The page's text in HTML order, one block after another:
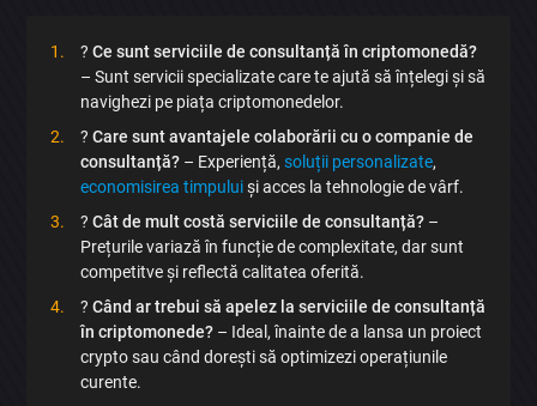
?Ce sunt serviciile de consultanță în criptomonedă?
– Sunt servicii specializate care te ajută să înțelegi și să
navighezi pe piața criptomonedelor.
?Care sunt avantajele colaborării cu o companie de
consultanță? – Experiență,soluții personalizate,
economisirea timpuluiși acces la tehnologie de vârf.
?Cât de mult costă serviciile de consultanță? –
Prețurile variază în funcție de complexitate, dar sunt
competitve și reflectă calitatea oferită.
?Când ar trebui să apelez la serviciile de consultanță
în criptomonede? – Ideal, înainte de a lansa un proiect
crypto sau când dorești să optimizezi operațiunile
curente.